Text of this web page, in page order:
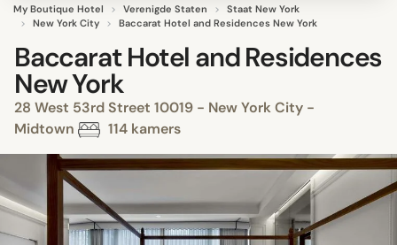
My Boutique Hotel Verenigde Staten
Staat New York
New York City
Baccarat Hotel and Residences New York
Baccarat Hotel and Residences
New York
28 West 53rd Street 10019 - New York City -
Midtown
114 kamers